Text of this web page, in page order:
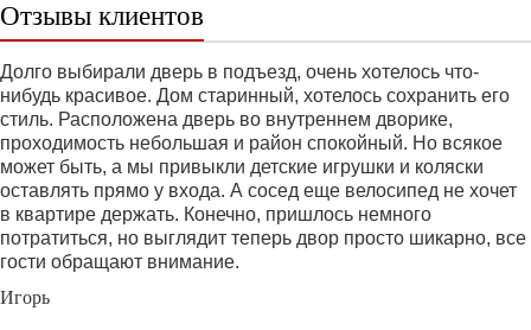
Отзывы клиентов
Долго выбирали дверь в подъезд, очень хотелось что-
нибудь красивое. Дом старинный, хотелось сохранить его
стиль. Расположена дверь во внутреннем дворике,
проходимость небольшая и район спокойный. Но всякое
может быть, а мы привыкли детские игрушки и коляски
оставлять прямо у входа. А сосед еще велосипед не хочет
в квартире держать. Конечно, пришлось немного
потратиться, но выглядит теперь двор просто шикарно, все
гости обращают внимание.
Игорь